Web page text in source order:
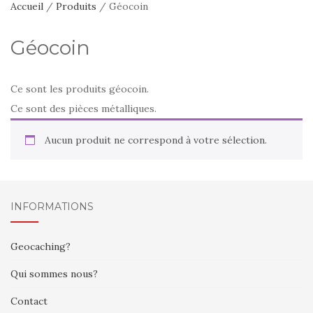
Accueil / Produits / Géocoin
Géocoin
Ce sont les produits géocoin.
Ce sont des pièces métalliques.
Aucun produit ne correspond à votre sélection.
INFORMATIONS
Geocaching?
Qui sommes nous?
Contact